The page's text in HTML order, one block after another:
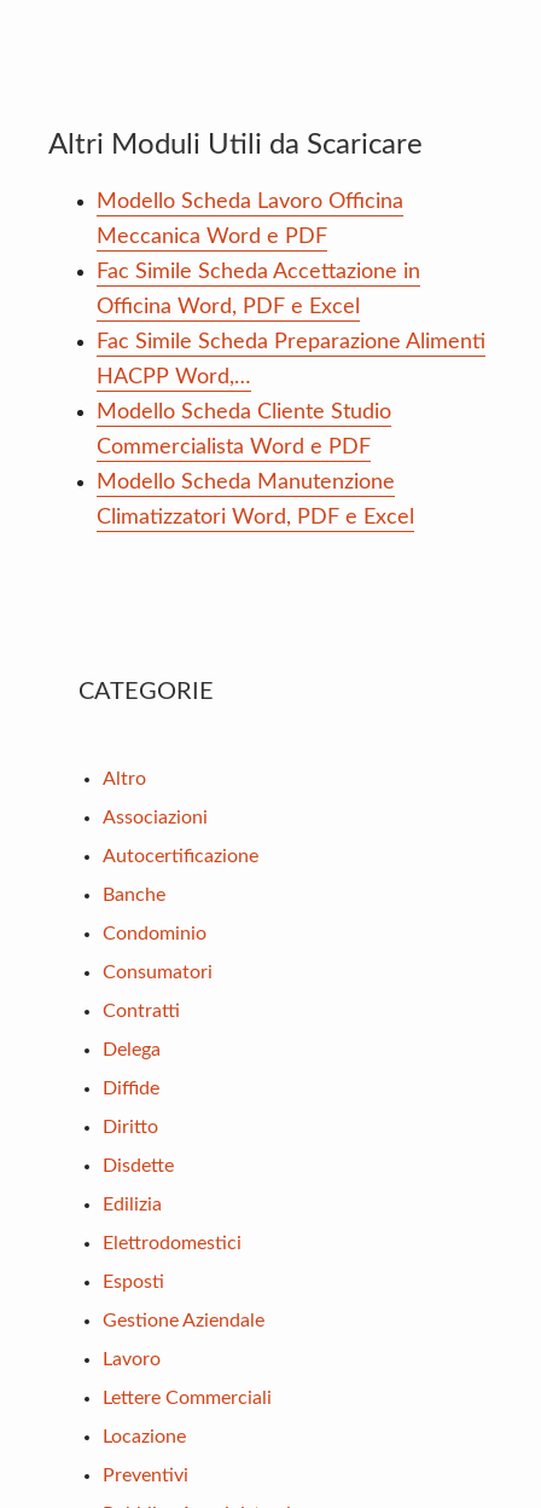
Altri Moduli Utili da Scaricare
Modello Scheda Lavoro Officina
Meccanica Word e PDF
Fac Simile Scheda Accettazione in
Officina Word, PDF e Excel
Fac Simile Scheda Preparazione Alimenti
HACPP Word,…
Modello Scheda Cliente Studio
Commercialista Word e PDF
Modello Scheda Manutenzione
Climatizzatori Word, PDF e Excel
Primary
CATEGORIE
Altro
Associazioni
Autocertificazione
Banche
Condominio
Consumatori
Contratti
Delega
Diffide
Diritto
Disdette
Edilizia
Elettrodomestici
Esposti
Gestione Aziendale
Lavoro
Lettere Commerciali
Locazione
Preventivi